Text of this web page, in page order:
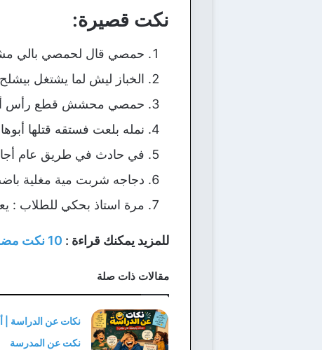
نكت قصيرة:
حمصي قال لحمصي بالي
الخباز ليش لما يشتغل
حمصي محشش قطع رأس
نمله بلعت فستقه قتلها
في حادث في طريق عام أجا
دجاجه شربت مية مغلية
مرة استاذ بحكي للطلاب
للمزيد يمكنك قراءة : 10 نكت مضحكة قصيرة
مقالات ذات صلة
نكات عن الدراسة
نكت عن المدرسة